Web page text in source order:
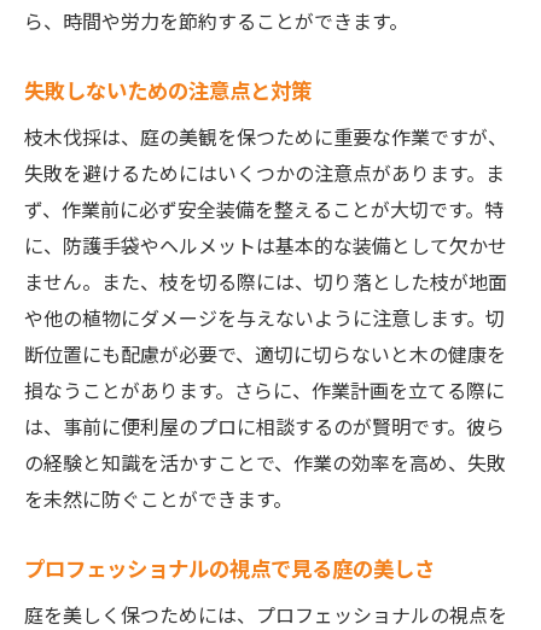
ら、時間や労力を節約することができます。
失敗しないための注意点と対策
枝木伐採は、庭の美観を保つために重要な作業ですが、
失敗を避けるためにはいくつかの注意点があります。ま
ず、作業前に必ず安全装備を整えることが大切です。特
に、防護手袋やヘルメットは基本的な装備として欠かせ
ません。また、枝を切る際には、切り落とした枝が地面
や他の植物にダメージを与えないように注意します。切
断位置にも配慮が必要で、適切に切らないと木の健康を
損なうことがあります。さらに、作業計画を立てる際に
は、事前に便利屋のプロに相談するのが賢明です。彼ら
の経験と知識を活かすことで、作業の効率を高め、失敗
を未然に防ぐことができます。
プロフェッショナルの視点で見る庭の美しさ
庭を美しく保つためには、プロフェッショナルの視点を